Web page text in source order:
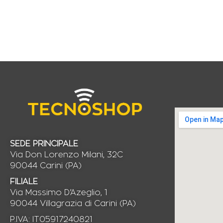
SEDE PRINCIPALE
Via Don Lorenzo Milani, 32C
90044 Carini (PA)
FILIALE
Via Massimo D’Azeglio, 1
90044 Villagrazia di Carini (PA)
P.IVA: IT05917240821